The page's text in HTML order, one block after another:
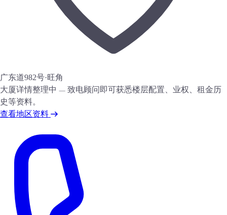
广东道982号·旺角
大厦详情整理中 — 致电顾问即可获悉楼层配置、业权、租金历
史等资料。
查看地区资料